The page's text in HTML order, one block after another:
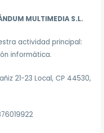
MULTIMEDIA S.L.
actividad principal:
informática.
21-23 Local, CP 44530,